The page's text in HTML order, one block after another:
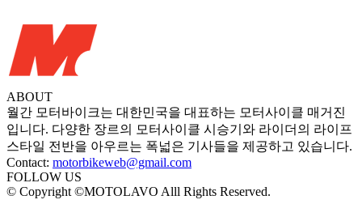
ABOUT
월간 모터바이크는 대한민국을 대표하는 모터사이클 매거진
입니다. 다양한 장르의 모터사이클 시승기와 라이더의 라이프
스타일 전반을 아우르는 폭넓은 기사들을 제공하고 있습니다.
Contact: motorbikeweb@gmail.com
FOLLOW US
© Copyright ©MOTOLAVO Alll Rights Reserved.